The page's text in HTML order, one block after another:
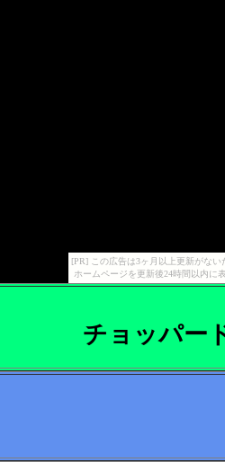
[PR] この広告は3ヶ月以上更新がない
ホームページを更新後24時間以内に
チョッパー